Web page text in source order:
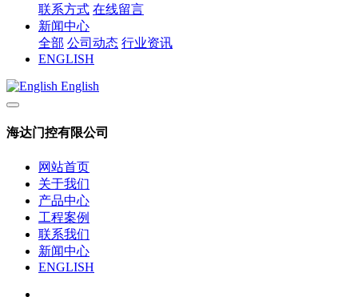
联系方式 在线留言
新闻中心
全部 公司动态 行业资讯
ENGLISH
English
海达门控有限公司
网站首页
关于我们
产品中心
工程案例
联系我们
新闻中心
ENGLISH